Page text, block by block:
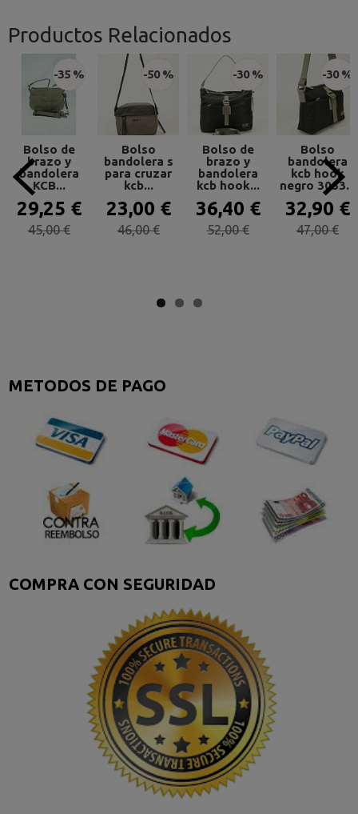
METODOS DE PAGO
COMPRA CON SEGURIDAD
Productos Relacionados
-35 %
Bolso de
brazo y
bandolera
KCB...
29,25 €
45,00 €
-50 %
Bolso
bandolera s
para cruzar
kcb...
23,00 €
46,00 €
-30 %
Bolso de
brazo y
bandolera
kcb hook...
36,40 €
52,00 €
-30 %
Bolso
bandolera
kcb hook
negro 3053...
32,90 €
47,00 €